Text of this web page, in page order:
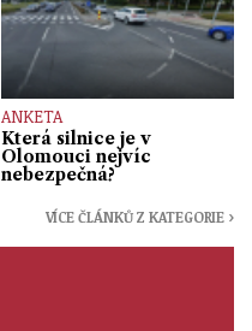
ANKETA
Která silnice je v
Olomouci nejvíc
nebezpečná?
VÍCE ČLÁNKŮ Z KATEGORIE ›